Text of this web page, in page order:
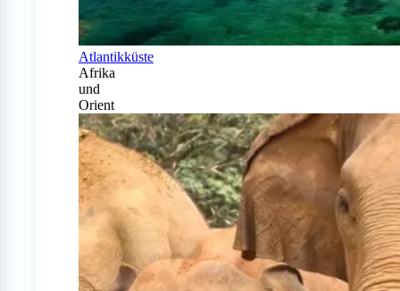
Atlantikküste
Afrika
und
Orient